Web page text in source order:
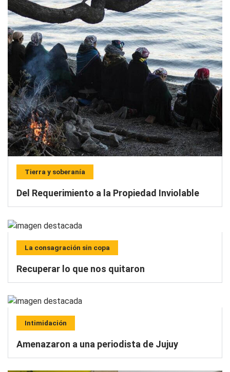
Tierra y soberanía
Del Requerimiento a la Propiedad Inviolable
La consagración sin copa
Recuperar lo que nos quitaron
Intimidación
Amenazaron a una periodista de Jujuy